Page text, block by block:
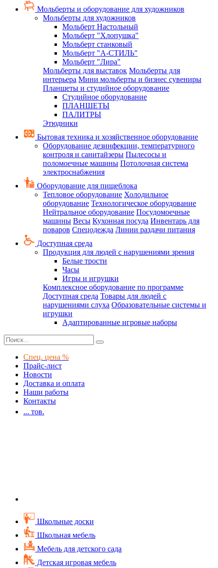
Мольберты и оборудование для художников
Мольберты для художников
Мольберт Настольный
Мольберт "Хлопушка"
Мольберт станковый
Мольберт "А-СТИЛЬ"
Мольберт "Лира"
Мольберты для выставок Мольберты для
интерьера Мини мольберты и бизнес сувениры
Планшеты и студийное оборудование
Студийное оборудование
ПЛАНШЕТЫ
ПАЛИТРЫ
Этюдники
Бытовая техника и хозяйственное оборудование
Оборудование дезинфекции, температурного
контроля и санитайзеры Пылесосы и
поломоечные машины Потолочная система
электроснабжения
Оборудование для пищеблока
Тепловое оборудование Холодильное
оборудование Технологическое оборудование
Нейтральное оборудование Посудомоечные
машины Весы Кухонная посуда Инвентарь для
поваров Спецодежда Линии раздачи питания
Доступная среда
Продукция для людей с нарушениями зрения
Белые трости
Часы
Игры и игрушки
Комплексное оборудование по программе
Доступная среда Товары для людей с
нарушениями слуха Образовательные системы и
игрушки
Адаптированные игровые наборы
Спец. цена %
Прайс-лист
Новости
Доставка и оплата
Наши работы
Контакты
... тов.
Школьные доски
Школьная мебель
Мебель для детского сада
Детская игровая мебель